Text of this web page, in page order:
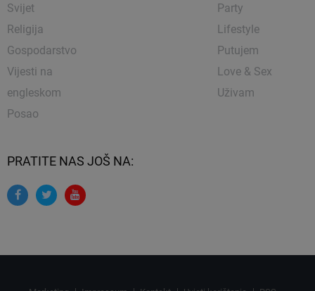
Svijet
Religija
Gospodarstvo
Vijesti na
engleskom
Posao
Party
Lifestyle
Putujem
Love & Sex
Uživam
PRATITE NAS JOŠ NA: